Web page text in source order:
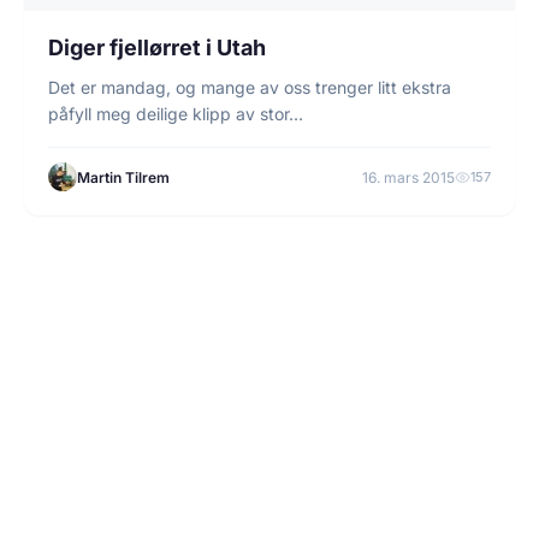
Diger fjellørret i Utah
Det er mandag, og mange av oss trenger litt ekstra
påfyll meg deilige klipp av stor…
Martin Tilrem 16. mars 2015 157